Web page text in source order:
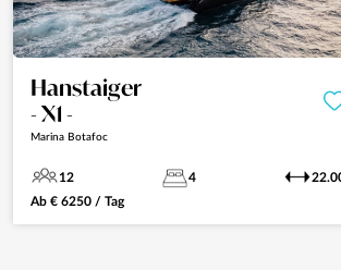
Hanstaiger
- X1 -
Marina Botafoc
12 4
Ab € 6250 / Tag